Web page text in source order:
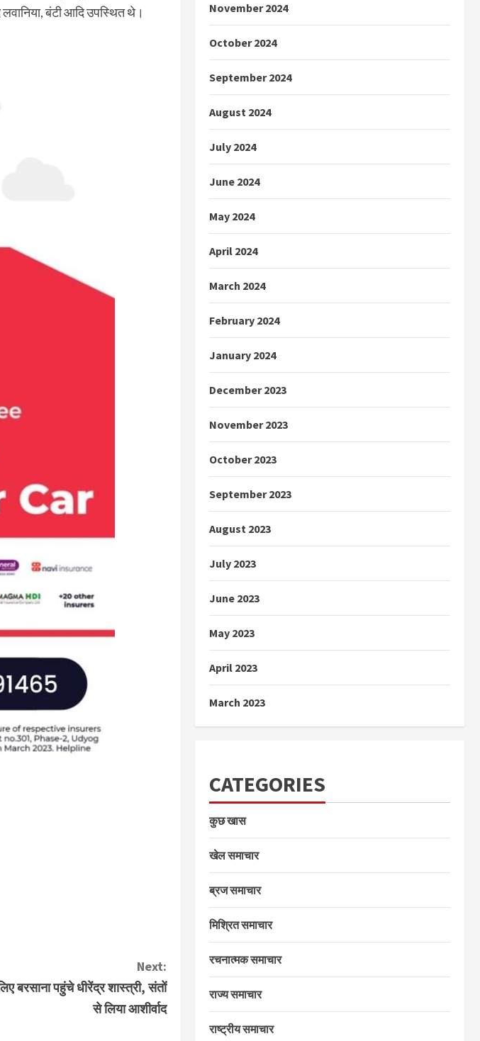
लवानिया, बंटी आदि उपस्थित थे।
Next:
बरसाना पहुंचे धीरेंद्र शास्त्री, संतों
से लिया आशीर्वाद
November 2024
October 2024
September 2024
August 2024
July 2024
June 2024
May 2024
April 2024
March 2024
February 2024
January 2024
December 2023
November 2023
October 2023
September 2023
August 2023
July 2023
June 2023
May 2023
April 2023
March 2023
CATEGORIES
कुछ खास
खेल समाचार
ब्रज समाचार
मिश्रित समाचार
रचनात्मक समाचार
राज्य समाचार
राष्ट्रीय समाचार